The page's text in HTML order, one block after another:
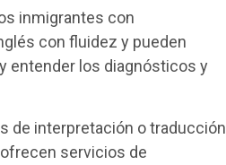
inmigrantes con
con fluidez y pueden
entender los diagnósticos y
de interpretación o traducción
servicios de